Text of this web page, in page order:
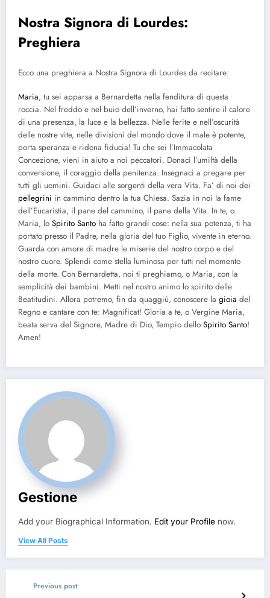
Nostra Signora di Lourdes:
Preghiera
Ecco una preghiera a Nostra Signora di Lourdes da recitare:
Maria, tu sei apparsa a Bernardetta nella fenditura di questa
roccia. Nel freddo e nel buio dell’inverno, hai fatto sentire il calore
di una presenza, la luce e la bellezza. Nelle ferite e nell’oscurità
delle nostre vite, nelle divisioni del mondo dove il male è potente,
porta speranza e ridona fiducia! Tu che sei l’Immacolata
Concezione, vieni in aiuto a noi peccatori. Donaci l’umiltà della
conversione, il coraggio della penitenza. Insegnaci a pregare per
tutti gli uomini. Guidaci alle sorgenti della vera Vita. Fa’ di noi dei
pellegrini in cammino dentro la tua Chiesa. Sazia in noi la fame
dell’Eucaristia, il pane del cammino, il pane della Vita. In te, o
Maria, lo Spirito Santo ha fatto grandi cose: nella sua potenza, ti ha
portato presso il Padre, nella gloria del tuo Figlio, vivente in eterno.
Guarda con amore di madre le miserie del nostro corpo e del
nostro cuore. Splendi come stella luminosa per tutti nel momento
della morte. Con Bernardetta, noi ti preghiamo, o Maria, con la
semplicità dei bambini. Metti nel nostro animo lo spirito delle
Beatitudini. Allora potremo, fin da quaggiù, conoscere la gioia del
Regno e cantare con te: Magnificat! Gloria a te, o Vergine Maria,
beata serva del Signore, Madre di Dio, Tempio dello Spirito Santo!
Amen!
Gestione
Add your Biographical Information. Edit your Profile now.
View All Posts
Previous post